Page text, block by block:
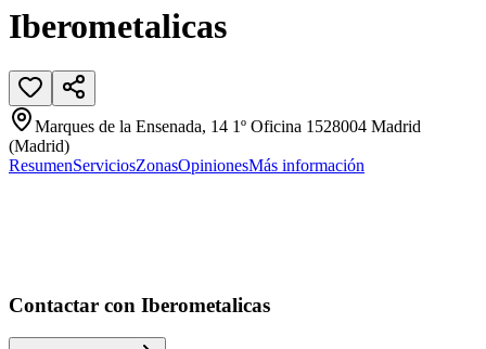
Iberometalicas
Marques de la Ensenada, 14 1º Oficina 1528004 Madrid
(Madrid)
ResumenServiciosZonasOpinionesMás información
Contactar con Iberometalicas